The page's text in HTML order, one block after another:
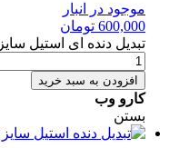
موجود در انبار
600,000 تومان
تبدیل دنده ای استیل سایز 3/4 * 1/2-1 اینچ عدد
افزودن به سبد خرید
کارو وب
بستن